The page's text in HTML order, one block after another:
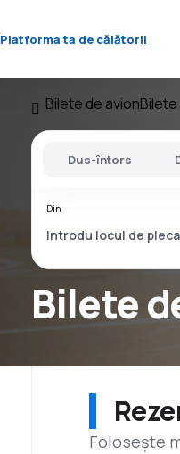
Platforma ta de călătorii
Bilete de avion
Bilete
Dus-întors
Din
Folosește